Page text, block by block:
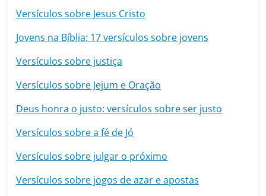
PERGUNTE À BÍBLIA
QUEM SOMOS
LOJA BÍBLIAON
Versículos sobre Jesus Cristo
Jovens na Bíblia: 17 versículos sobre jovens
Versículos sobre justiça
Versículos sobre Jejum e Oração
Deus honra o justo: versículos sobre ser justo
Versículos sobre a fé de Jó
Versículos sobre julgar o próximo
Versículos sobre jogos de azar e apostas